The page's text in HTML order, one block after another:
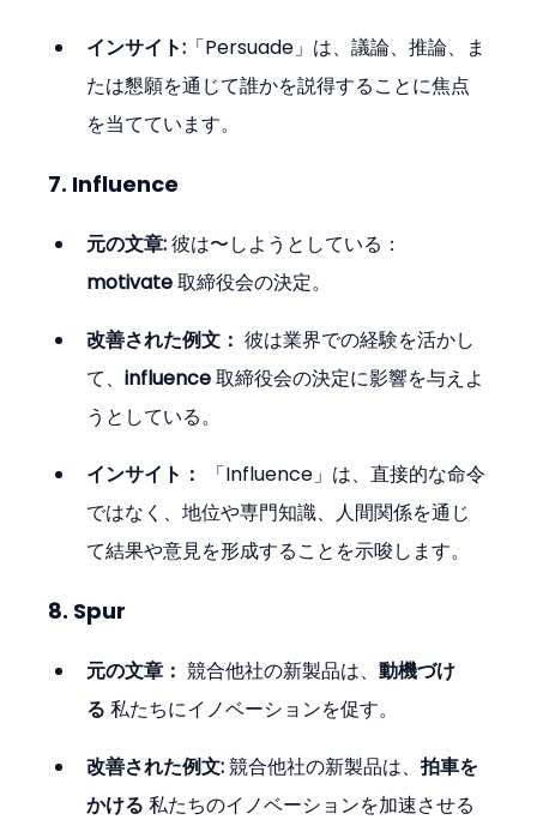
インサイト: 「Persuade」は、議論、推論、ま
たは懇願を通じて誰かを説得することに焦点
を当てています。
7. Influence
元の文章: 彼は〜しようとしている：
motivate 取締役会の決定。
改善された例文： 彼は業界での経験を活かし
て、influence 取締役会の決定に影響を与えよ
うとしている。
インサイト：
「Influence」は、直接的な命令
ではなく、地位や専門知識、人間関係を通じ
て結果や意見を形成することを示唆します。
8. Spur
元の文章： 競合他社の新製品は、動機づけ
る 私たちにイノベーションを促す。
改善された例文: 競合他社の新製品は、拍車を
かける 私たちのイノベーションを加速させる